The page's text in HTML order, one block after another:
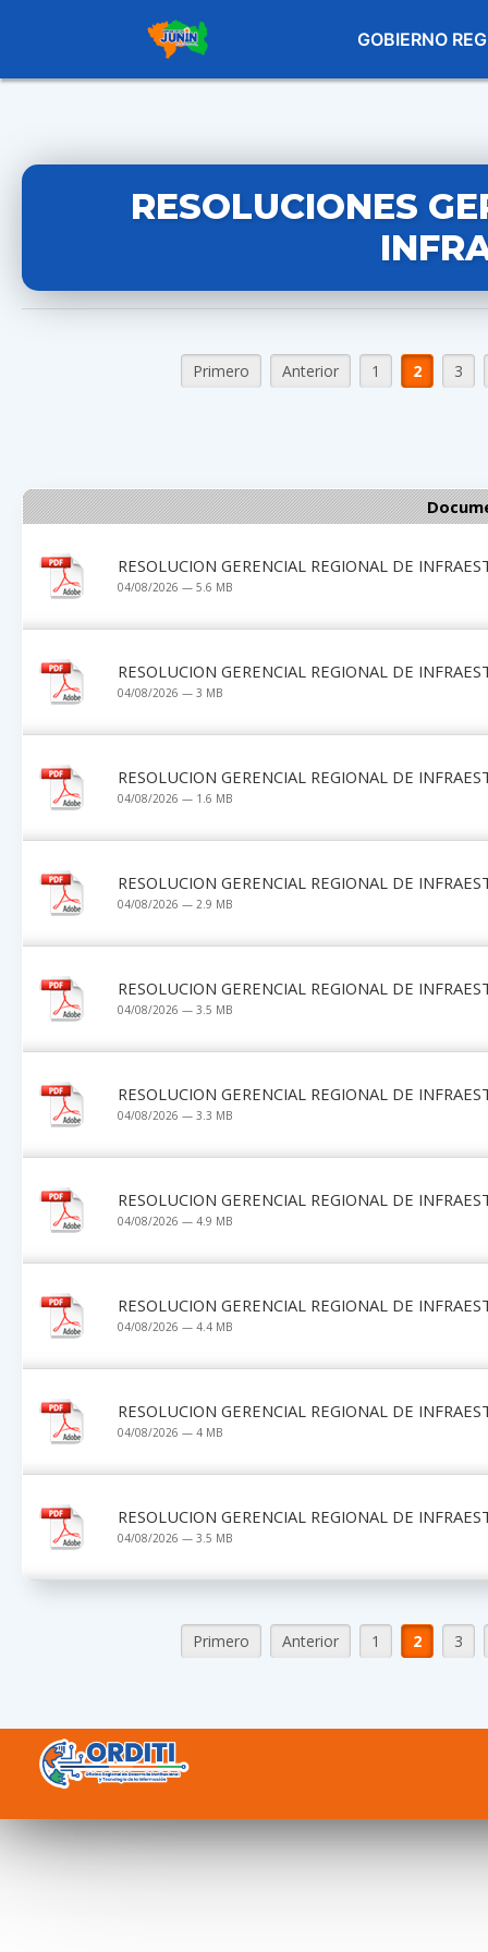
GOBIERNO
RESOLUCIONES
Primero Anterior 1 2 3
RESOLUCION GERENCIAL REGIONAL DE
04/08/2026 — 5.6 MB
RESOLUCION GERENCIAL REGIONAL DE
04/08/2026 — 3 MB
RESOLUCION GERENCIAL REGIONAL DE
04/08/2026 — 1.6 MB
RESOLUCION GERENCIAL REGIONAL DE
04/08/2026 — 2.9 MB
RESOLUCION GERENCIAL REGIONAL DE
04/08/2026 — 3.5 MB
RESOLUCION GERENCIAL REGIONAL DE
04/08/2026 — 3.3 MB
RESOLUCION GERENCIAL REGIONAL DE
04/08/2026 — 4.9 MB
RESOLUCION GERENCIAL REGIONAL DE
04/08/2026 — 4.4 MB
RESOLUCION GERENCIAL REGIONAL DE
04/08/2026 — 4 MB
RESOLUCION GERENCIAL REGIONAL DE
04/08/2026 — 3.5 MB
Primero Anterior 1 2 3